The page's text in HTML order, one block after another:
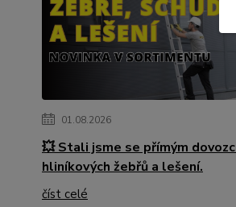
01.08.2026
💥 Stali jsme se přímým
hliníkových žebřů a lešení.
číst celé